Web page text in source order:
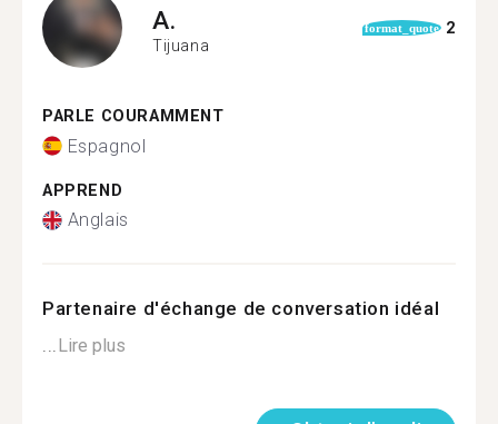
A.
Tijuana
format_quote 2
PARLE COURAMMENT
Espagnol
APPREND
Anglais
Partenaire d'échange de conversation idéal
...Lire plus